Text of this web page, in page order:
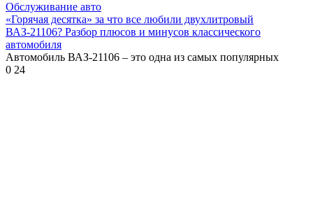
Обслуживание авто
«Горячая десятка» за что все любили двухлитровый
ВАЗ-21106? Разбор плюсов и минусов классического
автомобиля
Автомобиль ВАЗ-21106 – это одна из самых популярных
0 24